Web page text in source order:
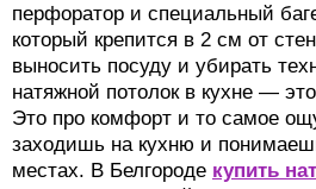
перфоратор и специальный
который крепится в 2 см от
выносить посуду и убирать
натяжной потолок в кухне —
Это про комфорт и то самое
заходишь на кухню и
местах. В Белгороде купить